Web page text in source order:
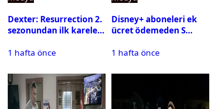
Dexter: Resurrection 2.
sezonundan ilk kareler
1 hafta önce
Disney+ aboneleri ek
ücret ödemeden S
izleyebilecek
1 hafta önce